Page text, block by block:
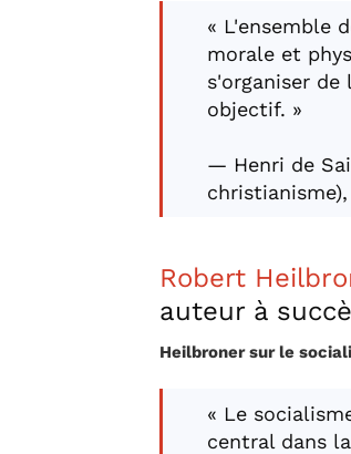
« L'ensemble
morale et
s'organiser
objectif. »
— Henri de
christianisme),
Robert
auteur à
Heilbroner sur le
« Le
central dans